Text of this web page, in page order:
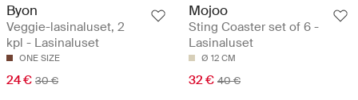
Byon
Veggie-lasinaluset, 2
kpl - Lasinaluset
ONE SIZE
24 € 30 €
Mojoo
Sting Coaster set of 6 -
Lasinaluset
Ø 12 CM
32 € 40 €